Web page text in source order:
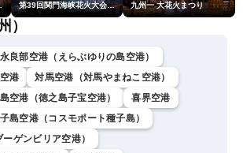
火競技大会 第39回関門海峡花火大会(門司側) 九州一 大花火まつり
）
良部空港（えらぶゆりの島空港）
港
対馬空港（対馬やまねこ空港）
空港（徳之島子宝空港）
喜界空港
島空港（コスモポート種子島）
ゲンビリア空港）